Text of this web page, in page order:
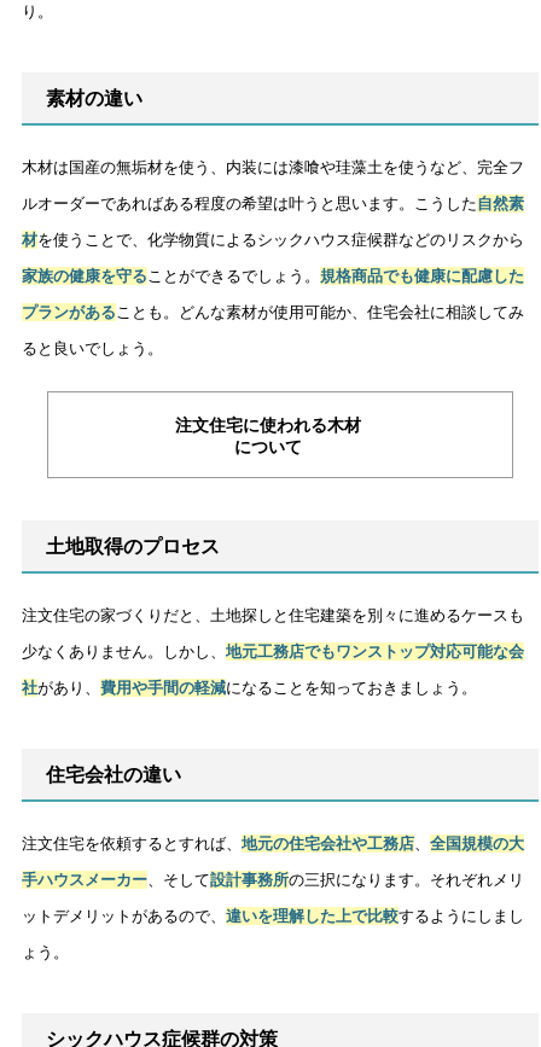
り。
素材の違い
木材は国産の無垢材を使う、内装には漆喰や珪藻土を使うなど、完全フ
ルオーダーであればある程度の希望は叶うと思います。こうした自然素
材を使うことで、化学物質によるシックハウス症候群などのリスクから
家族の健康を守ることができるでしょう。 規格商品でも健康に配慮した
プランがあることも。どんな素材が使用可能か、住宅会社に相談してみ
ると良いでしょう。
注文住宅に使われる木材
について
土地取得のプロセス
注文住宅の家づくりだと、土地探しと住宅建築を別々に進めるケースも
少なくありません。しかし、 地元工務店でもワンストップ対応可能な会
社があり、 費用や手間の軽減になることを知っておきましょう。
住宅会社の違い
注文住宅を依頼するとすれば、 地元の住宅会社や工務店、 全国規模の大
手ハウスメーカー、そして設計事務所の三択になります。それぞれメリ
ットデメリットがあるので、 違いを理解した上で比較するようにしまし
ょう。
シックハウス症候群の対策